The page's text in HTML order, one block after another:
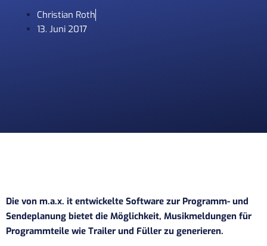
Christian Roth
13. Juni 2017
Die von m.a.x. it entwickelte Software zur Programm- und
Sendeplanung bietet die Möglichkeit, Musikmeldungen für
Programmteile wie Trailer und Füller zu generieren.